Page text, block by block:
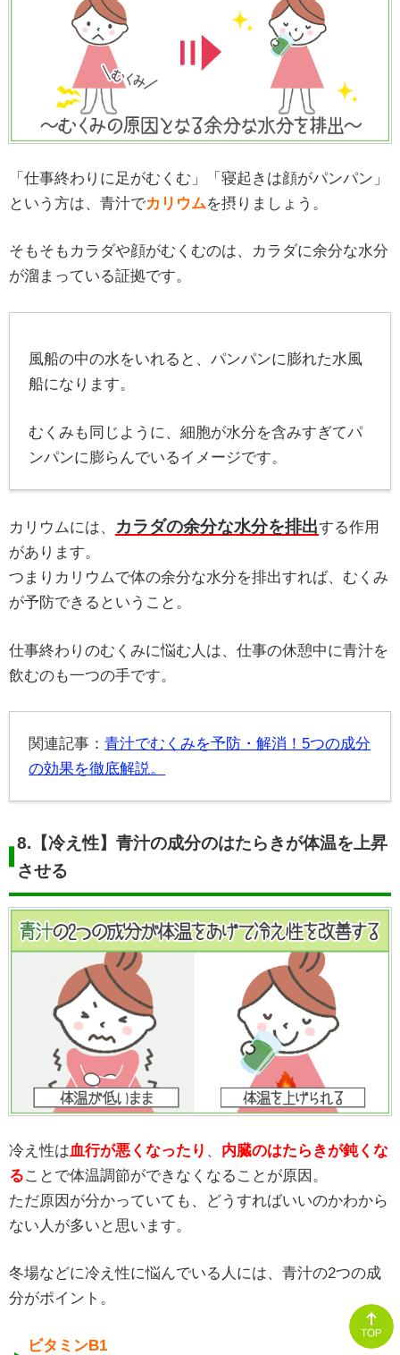
「仕事終わりに足がむくむ」「寝起きは顔がパンパン」
という方は、青汁でカリウムを摂りましょう。
そもそもカラダや顔がむくむのは、カラダに余分な水分
が溜まっている証拠です。
風船の中の水をいれると、パンパンに膨れた水風
船になります。
むくみも同じように、細胞が水分を含みすぎてパ
ンパンに膨らんでいるイメージです。
カリウムには、 カラダの余分な水分を排出する作用
があります。
つまりカリウムで体の余分な水分を排出すれば、むくみ
が予防できるということ。
仕事終わりのむくみに悩む人は、仕事の休憩中に青汁を
飲むのも一つの手です。
関連記事：青汁でむくみを予防・解消！5つの成分
の効果を徹底解説。
8. 【冷え性】青汁の成分のはたらきが体温を上昇
させる
冷え性は血行が悪くなったり 、 内臓のはたらきが鈍くな
ることで体温調節ができなくなることが原因。
ただ原因が分かっていても、どうすればいいのかわから
ない人が多いと思います。
冬場などに冷え性に悩んでいる人には、青汁の2つの成
分がポイント。
ビタミンB1